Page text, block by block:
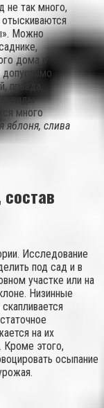
не так много,
Можно
дома и
правда,
виды
много
яблоня, слива
Исследование
под сад и в
участке или на
Низинные
на их
Кроме этого,
осыпание